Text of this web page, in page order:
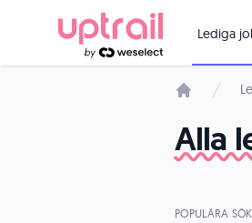
Lediga
Alla
POPULÄRA